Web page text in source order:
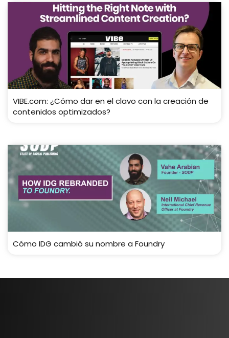
VIBE.com: ¿Cómo dar en el clavo con la creación de
contenidos optimizados?
Cómo IDG cambió su nombre a Foundry